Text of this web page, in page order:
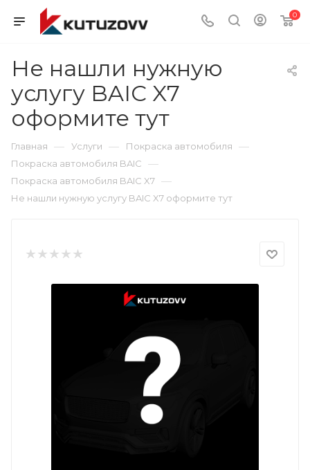
0
Не нашли нужную
услугу BAIC X7
оформите тут
Главная — Услуги — Покраска автомобиля —
Покраска автомобиля BAIC —
Покраска автомобиля BAIC X7 —
Не нашли нужную услугу BAIC X7 оформите тут